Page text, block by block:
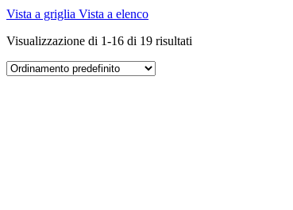
Vista a griglia Vista a elenco
Visualizzazione di 1-16 di 19 risultati